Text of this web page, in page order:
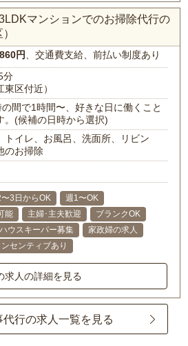
マンションでのお掃除代行の
円、交通費支給、前払い制度あり
分
東区付近）
間で1時間〜、好きな日に働くこと
。(候補の日時から選択)
トイレ、お風呂、洗面所、リビン
のお掃除
3日からOK
週1〜OK
能 主婦･主夫歓迎
ブランクOK
ハウスキーパー募集
家政婦の求人
ンセンティブあり
求人の詳細を見る
行の求人一覧を見る